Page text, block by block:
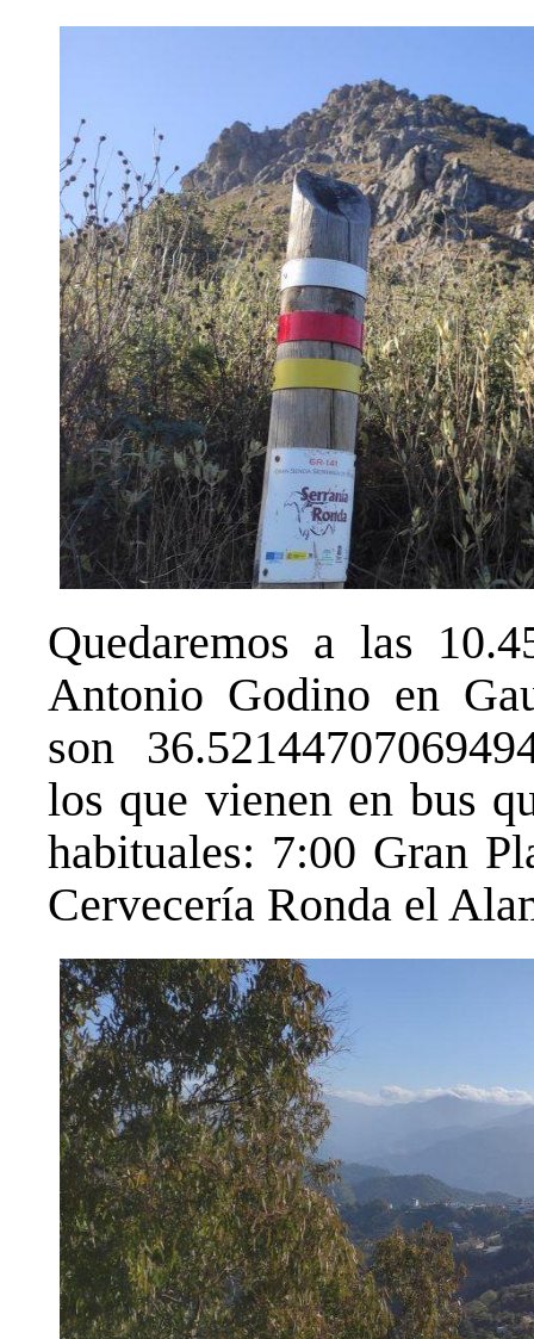
Quedaremos a las
Antonio Godino en
son
los que vienen en bus
habituales: 7:00 Gran
Cervecería Ronda el